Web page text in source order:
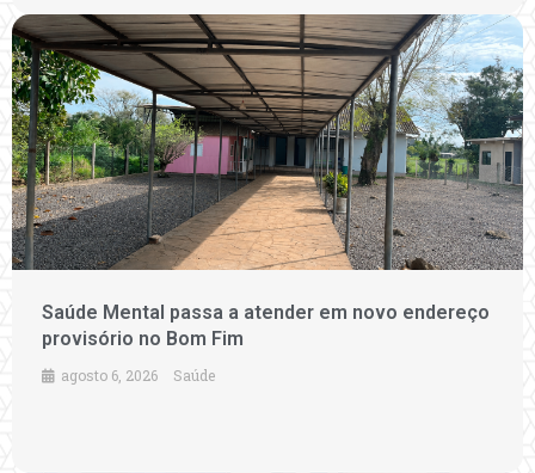
Saúde Mental passa a atender em novo endereço
provisório no Bom Fim
agosto 6, 2026 Saúde